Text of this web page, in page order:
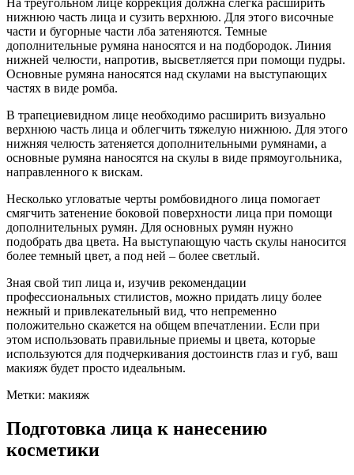
На треугольном лице коррекция должна слегка расширить
нижнюю часть лица и сузить верхнюю. Для этого височные
части и бугорные части лба затеняются. Темные
дополнительные румяна наносятся и на подбородок. Линия
нижней челюсти, напротив, высветляется при помощи пудры.
Основные румяна наносятся над скулами на выступающих
частях в виде ромба.
В трапециевидном лице необходимо расширить визуально
верхнюю часть лица и облегчить тяжелую нижнюю. Для этого
нижняя челюсть затеняется дополнительными румянами, а
основные румяна наносятся на скулы в виде прямоугольника,
направленного к вискам.
Несколько угловатые черты ромбовидного лица помогает
смягчить затенение боковой поверхности лица при помощи
дополнительных румян. Для основных румян нужно
подобрать два цвета. На выступающую часть скулы наносится
более темный цвет, а под ней – более светлый.
Зная свой тип лица и, изучив рекомендации
профессиональных стилистов, можно придать лицу более
нежный и привлекательный вид, что непременно
положительно скажется на общем впечатлении. Если при
этом использовать правильные приемы и цвета, которые
используются для подчеркивания достоинств глаз и губ, ваш
макияж будет просто идеальным.
Метки: макияж
Подготовка лица к нанесению
косметики